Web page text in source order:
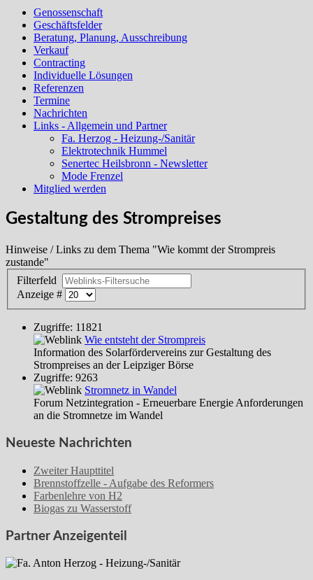
Genossenschaft
Geschäftsfelder
Beratung, Planung, Ausschreibung
Verkauf
Contracting
Individuelle Lösungen
Referenzen
Termine
Nachrichten
Links - Allgemein und Partner
Fa. Herzog - Heizung-/Sanitär
Elektrotechnik Hummel
Senertec Heilsbronn - Newsletter
Mode Frenzel
Mitglied werden
Gestaltung des Strompreises
Hinweise / Links zu dem Thema "Wie kommt der Strompreis
zustande"
Filterfeld
Anzeige #
Zugriffe: 11821
Wie entsteht der Strompreis
Information des Solarfördervereins zur Gestaltung des
Strompreises an der Leipziger Börse
Zugriffe: 9263
Stromnetz in Wandel
Forum Netzintegration - Erneuerbare Energie Anforderungen
an die Stromnetze im Wandel
Neueste Nachrichten
Zweiter Haupttitel
Brennstoffzelle - Aufgabe des Reformers
Farbenlehre von H2
Biogas zu Wasserstoff
Partner Anzeigenteil